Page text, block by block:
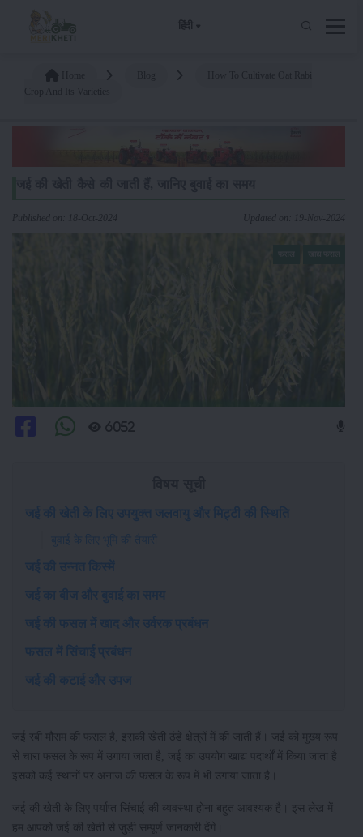
हिंदी
Published on: 18-Oct-2024 Updated on: 19-Nov-2024
6052
जई की खेती के लिए उपयुक्त जलवायु और मिट्टी की स्थिति
बुवाई के लिए भूमि की तैयारी
जई की उन्नत किस्में
जई का बीज और बुवाई का समय
जई की फसल में खाद और उर्वरक प्रबंधन
फसल में सिंचाई प्रबंधन
जई की कटाई और उपज
जई रबी मौसम की फसल है, इसकी खेती ठंडे क्षेत्रों में की जाती हैं। जई को मुख्य रूप
से चारा फसल के रूप में उगाया जाता है, जई का उपयोग खाद्य पदार्थों में किया जाता है
इसको कई स्थानों पर अनाज की फसल के रूप में भी उगाया जाता है।
जई की खेती के लिए पर्याप्त सिंचाई की व्यवस्था होना बहुत आवश्यक है। इस लेख में
हम आपको जई की खेती से जुड़ी सम्पूर्ण जानकारी देंगे।